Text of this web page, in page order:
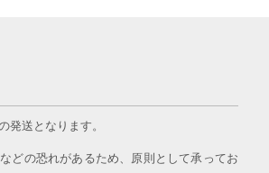
発送となります。
どの恐れがあるため、原則として承ってお